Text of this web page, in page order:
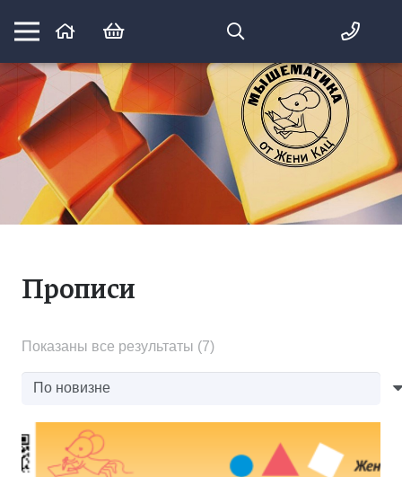
Математика вприпрыжку:
идеи и игры для детей и их родителей
Прописи
Показаны все результаты (7)Сортировка: